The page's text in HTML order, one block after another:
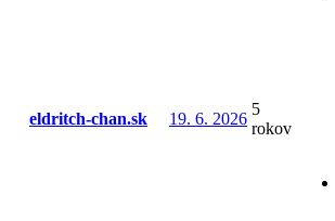
eldritch-chan.sk 19. 6. 2026
5
rokov